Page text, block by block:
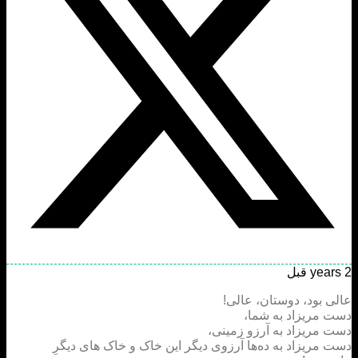
بود، دوستان، عالی!
مریزاد به شما،
مریزاد به آرزو زمینی،
مریزاد به ده‌ها آرزوی دیگر این خاک و خاک های دیگرِ